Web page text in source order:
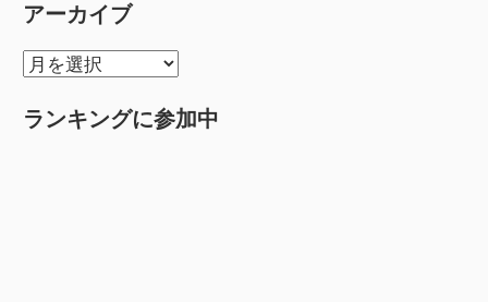
アーカイブ
ア
カ
ランキングに参加中